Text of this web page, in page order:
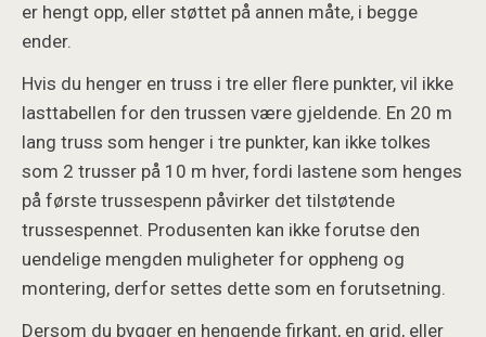
er hengt opp, eller støttet på annen måte, i begge
ender.
Hvis du henger en truss i tre eller flere punkter, vil ikke
lasttabellen for den trussen være gjeldende. En 20 m
lang truss som henger i tre punkter, kan ikke tolkes
som 2 trusser på 10 m hver, fordi lastene som henges
på første trussespenn påvirker det tilstøtende
trussespennet. Produsenten kan ikke forutse den
uendelige mengden muligheter for oppheng og
montering, derfor settes dette som en forutsetning.
Dersom du bygger en hengende firkant, en grid, eller